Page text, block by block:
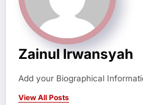
Zainul Irwansyah
Add your Biographical
View All Posts